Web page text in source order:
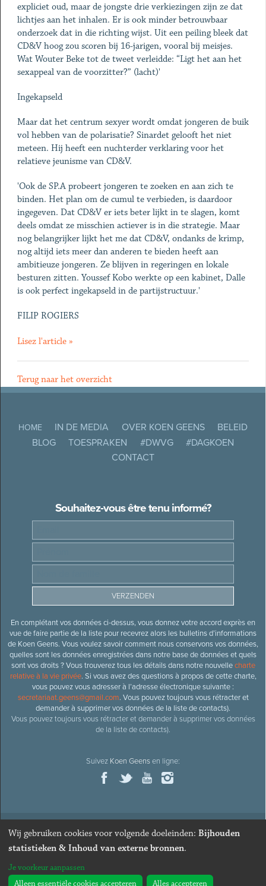
expliciet oud, maar de jongste drie verkiezingen zijn ze dat
lichtjes aan het inhalen. Er is ook minder betrouwbaar
onderzoek dat in die richting wijst. Uit een peiling bleek dat
CD&V hoog zou scoren bij 16-jarigen, vooral bij meisjes.
Wat Wouter Beke tot de tweet verleidde: “Ligt het aan het
sexappeal van de voorzitter?” (lacht)'
Ingekapseld
Maar dat het centrum sexyer wordt omdat jongeren de buik
vol hebben van de polarisatie? Sinardet gelooft het niet
meteen. Hij heeft een nuchterder verklaring voor het
relatieve jeunisme van CD&V.
'Ook de SP.A probeert jongeren te zoeken en aan zich te
binden. Het plan om de cumul te verbieden, is daardoor
ingegeven. Dat CD&V er iets beter lijkt in te slagen, komt
deels omdat ze misschien actiever is in die strategie. Maar
nog belangrijker lijkt het me dat CD&V, ondanks de krimp,
nog altijd iets meer dan anderen te bieden heeft aan
ambitieuze jongeren. Ze blijven in regeringen en lokale
besturen zitten. Youssef Kobo werkte op een kabinet, Dalle
is ook perfect ingekapseld in de partijstructuur.'
FILIP ROGIERS
Lisez l'article »
Terug naar het overzicht
HOME IN DE MEDIA OVER KOEN GEENS
BELEID
BLOG
TOESPRAKEN #DWVG
#DAGKOEN
CONTACT
Souhaitez-vous être tenu informé?
En complétant vos données ci-dessus, vous donnez votre accord exprès en
vue de faire partie de la liste pour recevrez alors les bulletins d’informations
de Koen Geens. Vous voulez savoir comment nous conservons vos données,
quelles sont les données enregistrées dans notre base de données et quels
sont vos droits ? Vous trouverez tous les détails dans notre nouvellecharte
relative à la vie privée. Si vous avez des questions à propos de cette charte,
vous pouvez vous adresser à l’adresse électronique suivante :
secretariaat.geens@gmail.com. Vous pouvez toujours vous rétracter et
demander à supprimer vos données de la liste de contacts).
Vous pouvez toujours vous rétracter et demander à supprimer vos données
de la liste de contacts).
Suivez Koen Geensen ligne:
© 2026Ancien ministre et député honoraire
Webdesign & développement par Zenjoy de Louvain
Wij gebruiken cookies voor volgende doeleinden: Bijhouden
statistieken & Inhoud van externe bronnen.
Je voorkeur aanpassen
Alleen essentiële cookies accepteren
Alles accepteren